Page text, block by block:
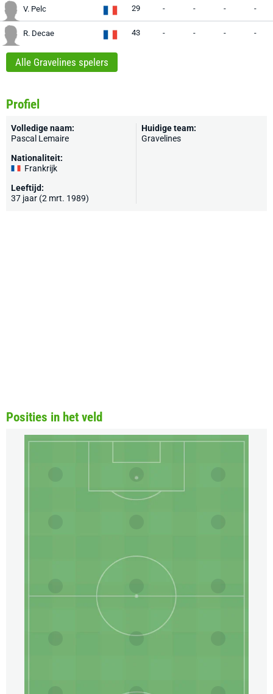
V. Pelc 29 - - - -
R. Decae 43 - - - -
Alle Gravelines spelers
Profiel
Volledige naam:
Pascal Lemaire
Nationaliteit:
Frankrijk
Leeftijd:
37 jaar (2 mrt. 1989)
Huidige team:
Gravelines
Posities in het veld